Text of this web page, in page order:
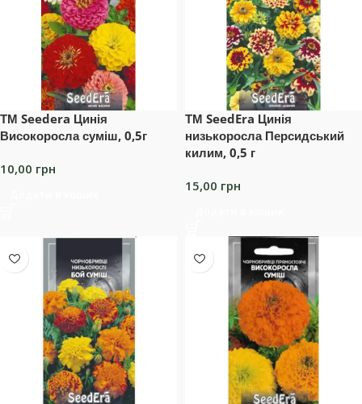
ТМ Seedera Цинія
Високоросла суміш, 0,5г
10,00 грн
ТМ SeedEra Цинія
низькоросла Персидський
килим, 0,5 г
15,00 грн